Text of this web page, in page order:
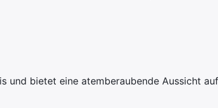
und bietet eine atemberaubende Aussicht